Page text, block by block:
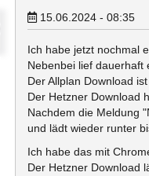
15.06.2024 - 08:35
Ich habe jetzt nochmal
Nebenbei lief dauerhaft
Der Allplan Download
Der Hetzner Download
Nachdem die Meldung
und lädt wieder runter
Ich habe das mit
Der Hetzner Download